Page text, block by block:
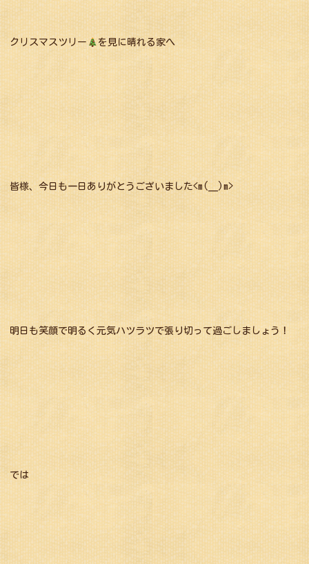
クリスマスツリー を見に晴れる家へ
皆様、今日も一日ありがとうございました<m(__)m>
明日も笑顔で明るく元気ハツラツで張り切って過ごしましょう！
では